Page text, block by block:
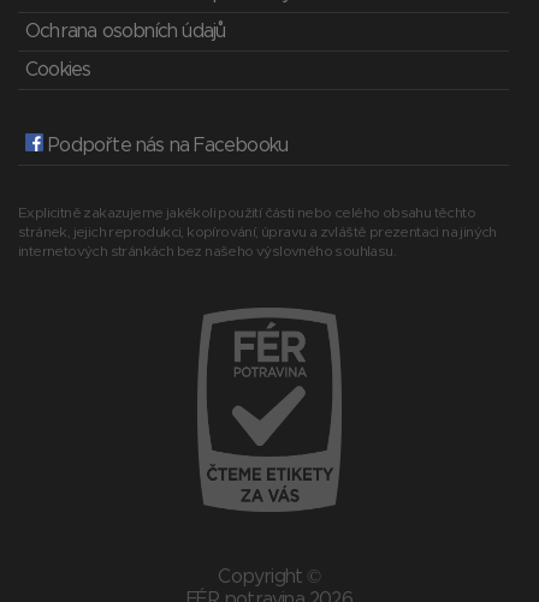
Ochrana osobních údajů
Cookies
Podpořte nás na Facebooku
Explicitně zakazujeme jakékoli použití části nebo celého obsahu těchto
stránek, jejich reprodukci, kopírování, úpravu a zvláště prezentaci na jiných
internetových stránkách bez našeho výslovného souhlasu.
Copyright ©